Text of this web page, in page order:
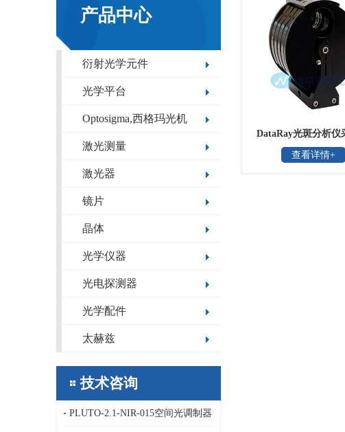
产品中心
衍射光学元件
光学平台
Optosigma,西格玛光机
激光测量
激光器
镜片
晶体
光学仪器
光电探测器
光学配件
太赫兹
技术咨询
PLUTO-2.1-NIR-015空间光调制器
DataRay光斑分析仪
查看详情+